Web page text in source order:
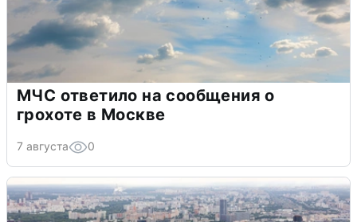
МЧС ответило на сообщения о
грохоте в Москве
7 августа 0